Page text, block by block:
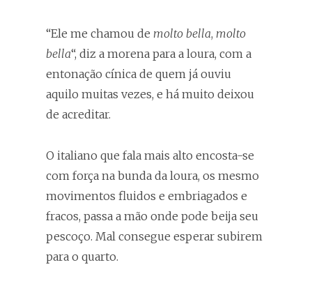
“Ele me chamou de molto bella, molto
bella“, diz a morena para a loura, com a
entonação cínica de quem já ouviu
aquilo muitas vezes, e há muito deixou
de acreditar.
O italiano que fala mais alto encosta-se
com força na bunda da loura, os mesmo
movimentos fluidos e embriagados e
fracos, passa a mão onde pode beija seu
pescoço. Mal consegue esperar subirem
para o quarto.